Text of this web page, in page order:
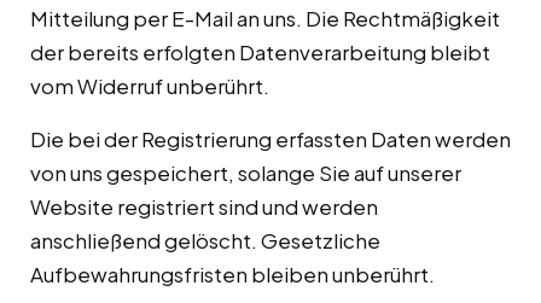
Mitteilung per E-Mail an uns. Die Rechtmäßigkeit
der bereits erfolgten Datenverarbeitung bleibt
vom Widerruf unberührt.
Die bei der Registrierung erfassten Daten werden
von uns gespeichert, solange Sie auf unserer
Website registriert sind und werden
anschließend gelöscht. Gesetzliche
Aufbewahrungsfristen bleiben unberührt.